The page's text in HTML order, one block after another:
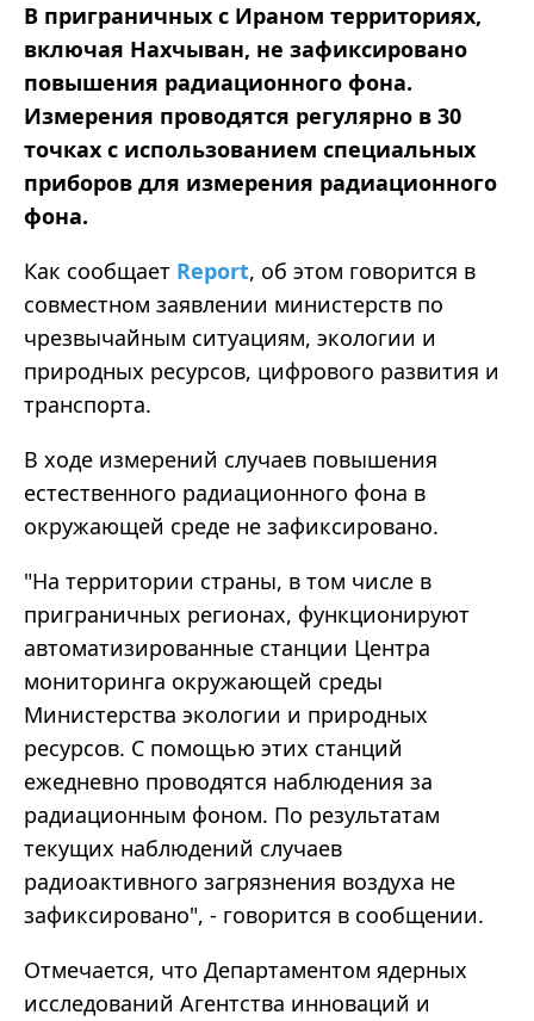
В приграничных с Ираном территориях,
включая Нахчыван, не зафиксировано
повышения радиационного фона.
Измерения проводятся регулярно в 30
точках с использованием специальных
приборов для измерения радиационного
фона.
Как сообщает Report, об этом говорится в
совместном заявлении министерств по
чрезвычайным ситуациям, экологии и
природных ресурсов, цифрового развития и
транспорта.
В ходе измерений случаев повышения
естественного радиационного фона в
окружающей среде не зафиксировано.
"На территории страны, в том числе в
приграничных регионах, функционируют
автоматизированные станции Центра
мониторинга окружающей среды
Министерства экологии и природных
ресурсов. С помощью этих станций
ежедневно проводятся наблюдения за
радиационным фоном. По результатам
текущих наблюдений случаев
радиоактивного загрязнения воздуха не
зафиксировано", - говорится в сообщении.
Отмечается, что Департаментом ядерных
исследований Агентства инноваций и